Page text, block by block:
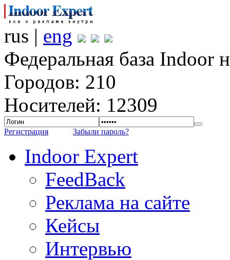
rus | eng
Федеральная база Indoor
Городов: 210
Носителей: 12309
Регистрация Забыли пароль?
Indoor Expert
FeedBack
Реклама на сайте
Кейсы
Интервью